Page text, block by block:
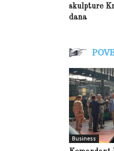
skulpture
dana
Business